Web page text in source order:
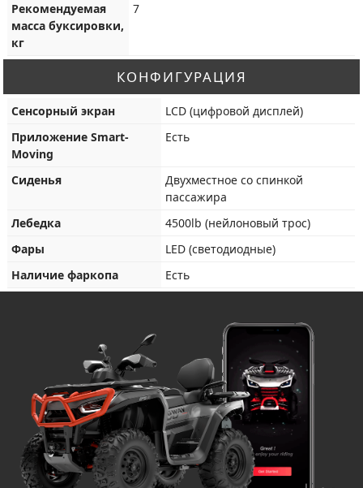
Рекомендуемая
масса буксировки,
кг
7
КОНФИГУРАЦИЯ
Сенсорный экран
LCD (цифровой дисплей)
Приложение Smart-
Moving
Есть
Сиденья
Двухместное со спинкой
пассажира
Лебедка
4500lb (нейлоновый трос)
Фары
LED (светодиодные)
Наличие фаркопа
Есть